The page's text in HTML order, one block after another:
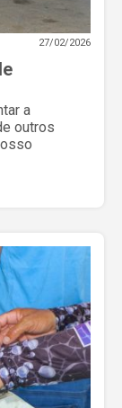
27/02/2026
a
outros